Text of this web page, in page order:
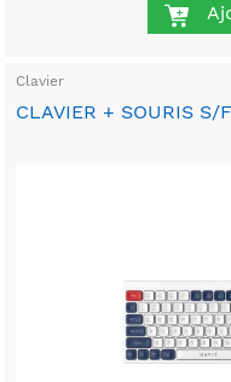
Clavier
CLAVIER + SOURIS S/